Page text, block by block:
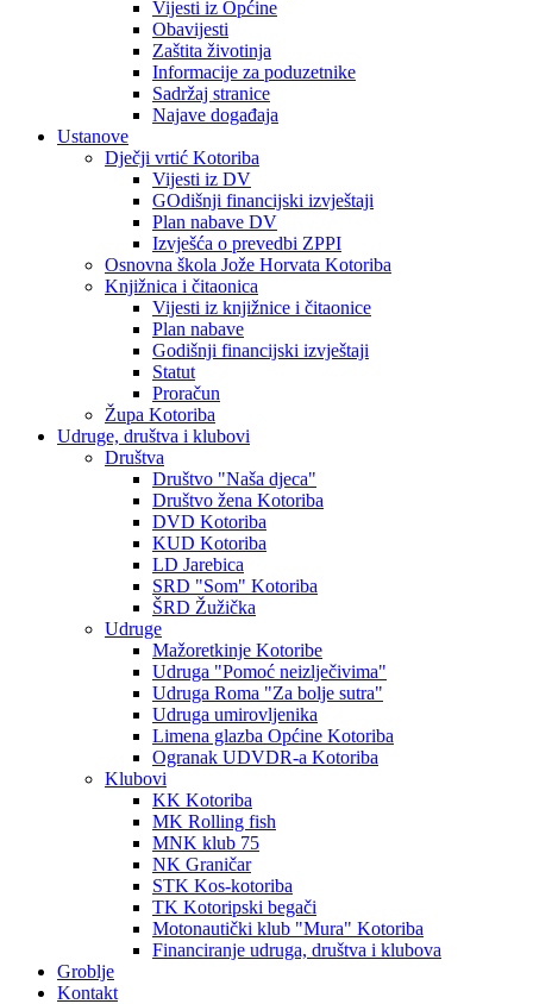
Vijesti iz Općine
Obavijesti
Zaštita životinja
Informacije za poduzetnike
Sadržaj stranice
Najave događaja
Ustanove
Dječji vrtić Kotoriba
Vijesti iz DV
GOdišnji financijski izvještaji
Plan nabave DV
Izvješća o prevedbi ZPPI
Osnovna škola Jože Horvata Kotoriba
Knjižnica i čitaonica
Vijesti iz knjižnice i čitaonice
Plan nabave
Godišnji financijski izvještaji
Statut
Proračun
Župa Kotoriba
Udruge, društva i klubovi
Društva
Društvo "Naša djeca"
Društvo žena Kotoriba
DVD Kotoriba
KUD Kotoriba
LD Jarebica
SRD "Som" Kotoriba
ŠRD Žužička
Udruge
Mažoretkinje Kotoribe
Udruga "Pomoć neizlječivima"
Udruga Roma "Za bolje sutra"
Udruga umirovljenika
Limena glazba Općine Kotoriba
Ogranak UDVDR-a Kotoriba
Klubovi
KK Kotoriba
MK Rolling fish
MNK klub 75
NK Graničar
STK Kos-kotoriba
TK Kotoripski begači
Motonautički klub "Mura" Kotoriba
Financiranje udruga, društva i klubova
Groblje
Kontakt